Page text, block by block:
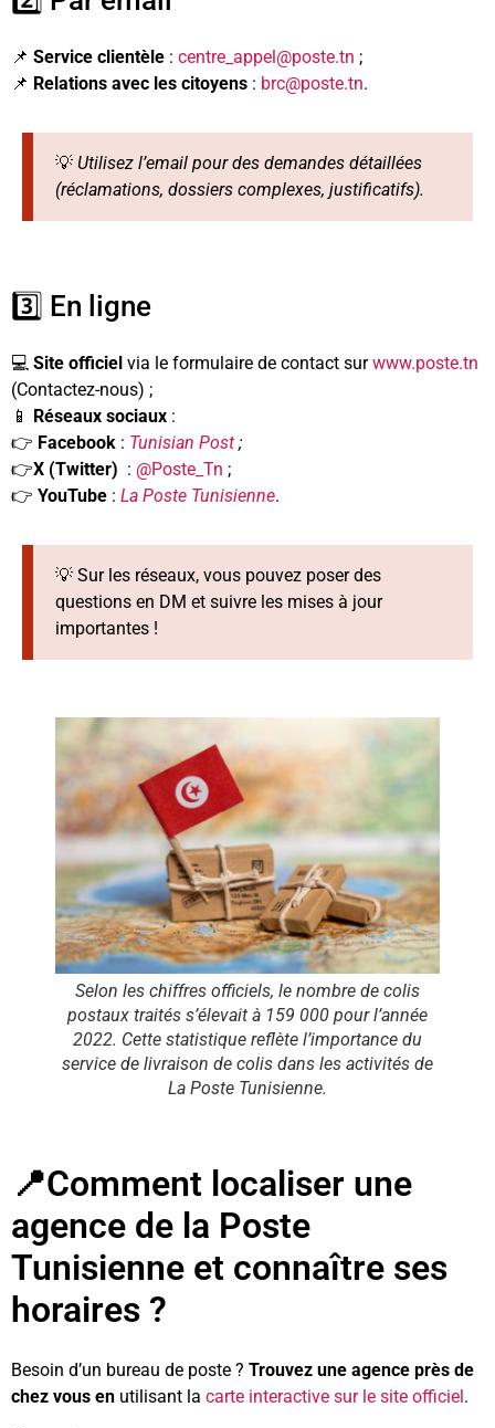
📌 Service clientèle : centre_appel@poste.tn ;
📌 Relations avec les citoyens : brc@poste.tn.
💡 Utilisez l’email pour des demandes détaillées
(réclamations, dossiers complexes, justificatifs).
3️⃣ En ligne
💻 Site officiel via le formulaire de contact surwww.poste.tn
(Contactez-nous) ;
📱 Réseaux sociaux :
👉 Facebook : Tunisian Post ;
👉X (Twitter) : @Poste_Tn ;
👉 YouTube : La Poste Tunisienne.
💡 Sur les réseaux, vous pouvez poser des
questions en DM et suivre les mises à jour
importantes !
Selon les chiffres officiels, le nombre de colis
postaux traités s’élevait à 159 000 pour l’année
2022. Cette statistique reflète l’importance du
service de livraison de colis dans les activités de
La Poste Tunisienne.
📍Comment localiser une
agence de la Poste
Tunisienne et connaître ses
horaires ?
Besoin d’un bureau de poste ? Trouvez une agence près de
chez vous en utilisant la carte interactive sur le site officiel.